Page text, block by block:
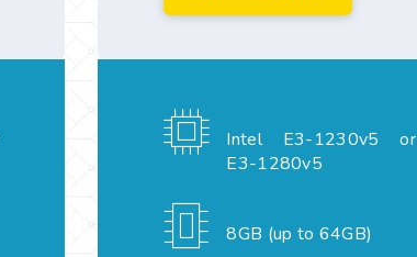
Intel E3-1230v5 or
E3-1280v5
8GB (up to 64GB)